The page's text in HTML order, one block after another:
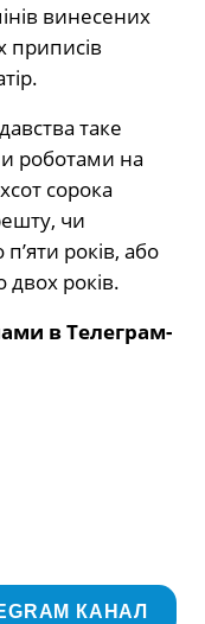
винесених
приписів
таке
роботами на
сорока
чи
років, або
двох років.
в Телеграм-
КАНАЛ